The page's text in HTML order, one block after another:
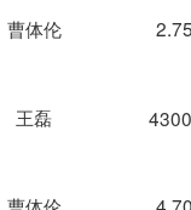
曹体伦
王磊